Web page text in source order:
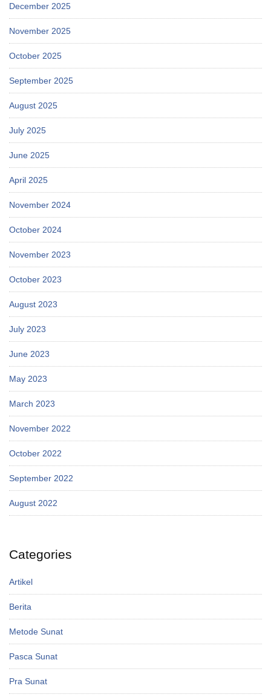
December 2025
November 2025
October 2025
September 2025
August 2025
July 2025
June 2025
April 2025
November 2024
October 2024
November 2023
October 2023
August 2023
July 2023
June 2023
May 2023
March 2023
November 2022
October 2022
September 2022
August 2022
Categories
Artikel
Berita
Metode Sunat
Pasca Sunat
Pra Sunat